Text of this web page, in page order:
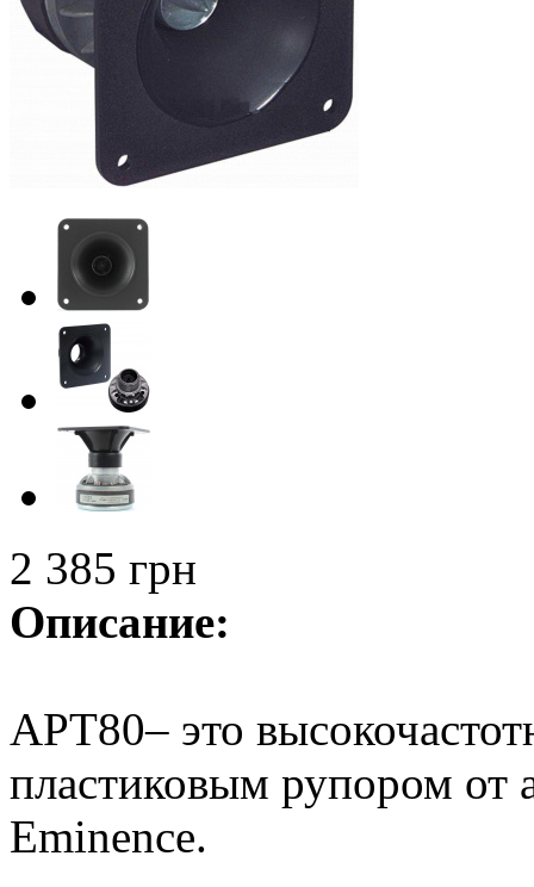
2 385 грн
Описание:
APT80– это
пластиковым рупором от
Eminencе.